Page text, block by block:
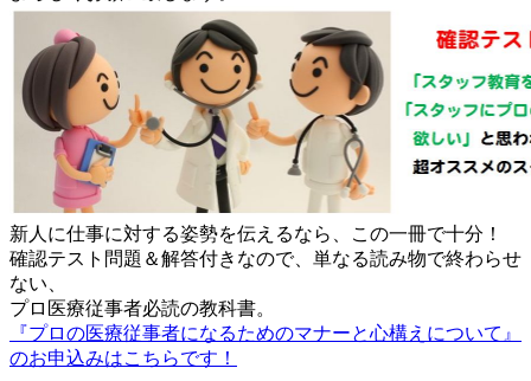
新人に仕事に対する姿勢を伝えるなら、この一冊で十分！
確認テスト問題＆解答付きなので、単なる読み物で終わらせ
ない、
プロ医療従事者必読の教科書。
『プロの医療従事者になるためのマナーと心構えについて』
のお申込みはこちらです！